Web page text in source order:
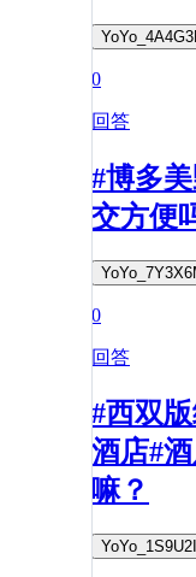
0
回答
#博多
交方便
0
回答
#西双
酒店#
嘛？